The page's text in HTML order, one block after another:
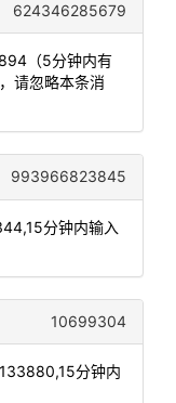
624346285679
（5分钟内有
请忽略本条消
993966823845
分钟内输入
10699304
分钟内